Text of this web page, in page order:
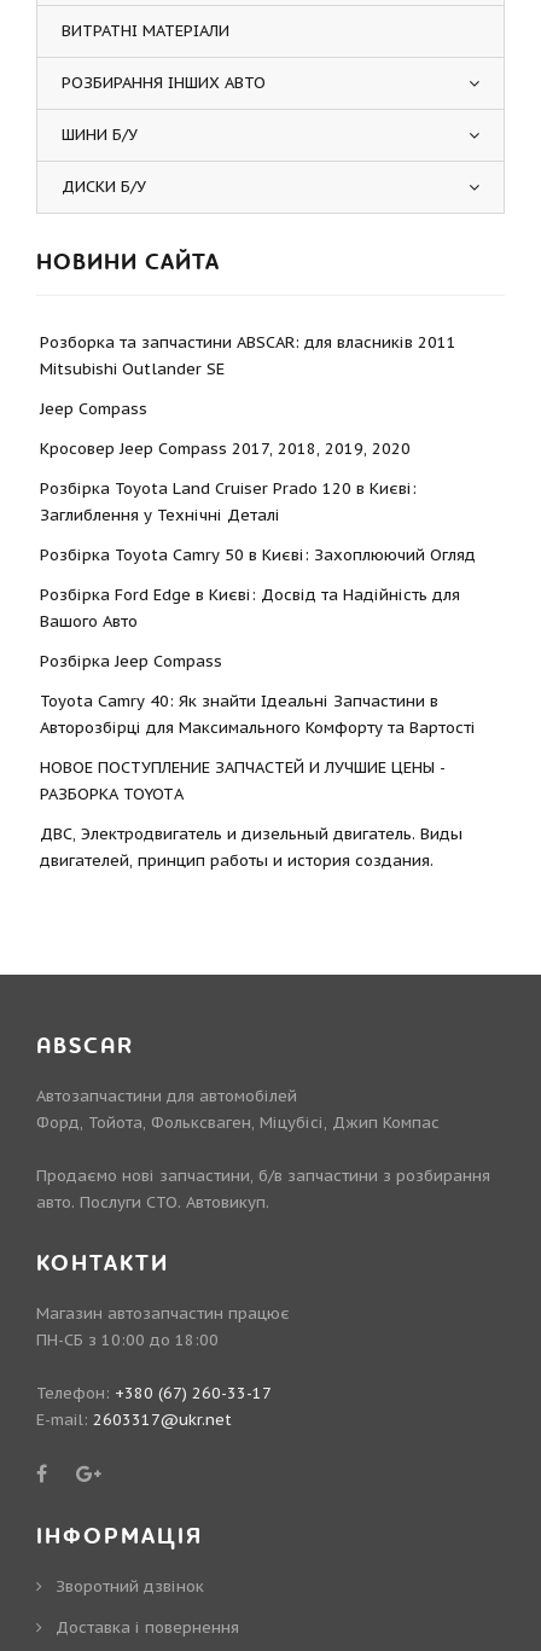
ВИТРАТНІ МАТЕРІАЛИ
РОЗБИРАННЯ ІНШИХ АВТО
ШИНИ Б/У
ДИСКИ Б/У
НОВИНИ САЙТА
Розборка та запчастини ABSCAR: для власників 2011
Mitsubishi Outlander SE
Jeep Compass
Кросовер Jeep Compass 2017, 2018, 2019, 2020
Розбірка Toyota Land Cruiser Prado 120 в Києві:
Заглиблення у Технічні Деталі
Розбірка Toyota Camry 50 в Києві: Захоплюючий Огляд
Розбірка Ford Edge в Києві: Досвід та Надійність для
Вашого Авто
Розбірка Jeep Compass
Toyota Camry 40: Як знайти Ідеальні Запчастини в
Авторозбірці для Максимального Комфорту та Вартості
НОВОЕ ПОСТУПЛЕНИЕ ЗАПЧАСТЕЙ И ЛУЧШИЕ ЦЕНЫ -
РАЗБОРКА TOYOTА
ДВС, Электродвигатель и дизельный двигатель. Виды
двигателей, принцип работы и история создания.
ABSCAR
Автозапчастини для автомобілей
Форд, Тойота, Фольксваген, Міцубісі, Джип Компас
Продаємо нові запчастини, б/в запчастини з розбирання
авто. Послуги СТО. Автовикуп.
КОНТАКТИ
Магазин автозапчастин працює
ПН-СБ з 10:00 до 18:00
Телефон: +380 (67) 260-33-17
E-mail: 2603317@ukr.net
ІНФОРМАЦІЯ
Зворотний дзвінок
Доставка і повернення